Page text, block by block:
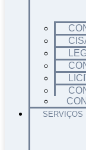
SERVIÇOS